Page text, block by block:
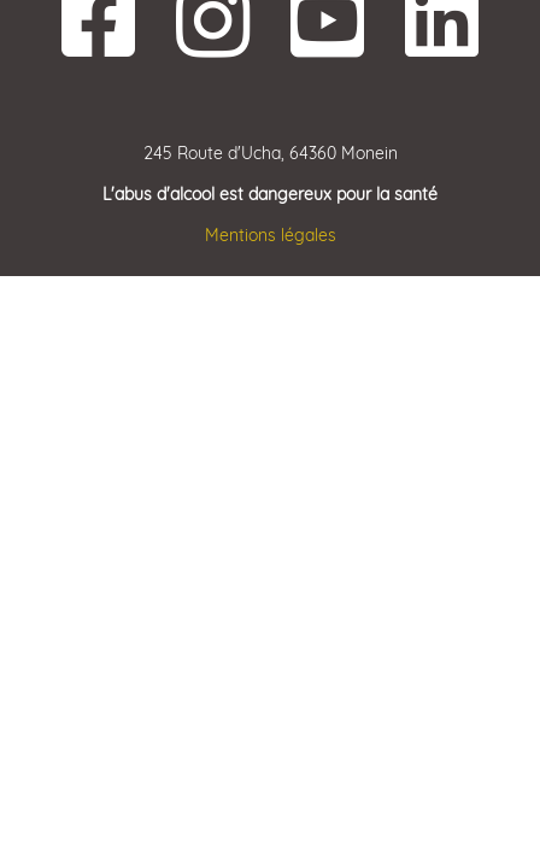
245 Route d'Ucha, 64360 Monein
L'abus d'alcool est dangereux pour la santé
Mentions légales